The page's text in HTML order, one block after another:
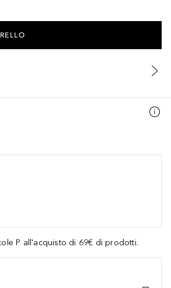
P all'acquisto di 69€ di prodotti.